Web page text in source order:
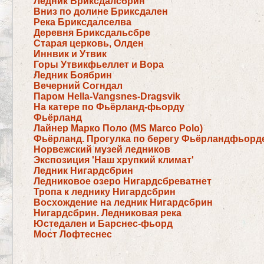
Вниз по долине Бриксдален
Река Бриксдалселва
Деревня Бриксдальсбре
Старая церковь, Олден
Иннвик и Утвик
Горы Утвикфьеллет и Вора
Ледник Боябрин
Вечерний Согндал
Паром Hella-Vangsnes-Dragsvik
На катере по Фьёрланд-фьорду
Фьёрланд
Лайнер Марко Поло (MS Marco Polo)
Фьёрланд. Прогулка по берегу
Норвежский музей ледников
Экспозиция 'Наш хрупкий климат'
Ледник Нигардсбрин
Ледниковое озеро Нигардсбреватнет
Тропа к леднику Нигардсбрин
Восхождение на ледник Нигардсбрин
Нигардсбрин. Ледниковая река
Юстедален и Барснес-фьорд
Мост Лофтеснес